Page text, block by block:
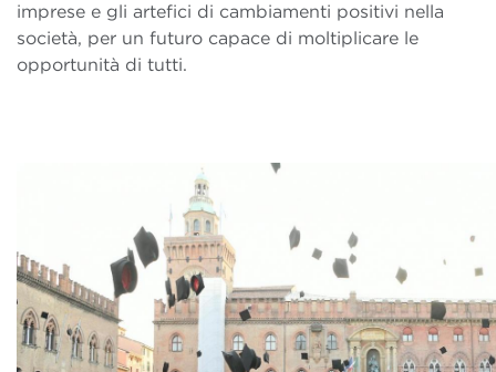
imprese e gli artefici di cambiamenti positivi nella
società, per un futuro capace di moltiplicare le
opportunità di tutti.